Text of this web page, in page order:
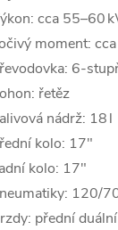
cca 55–60
moment:
6-
řetěz
nádrž: 18 l
kolo: 17″
kolo: 17″
120/
přední